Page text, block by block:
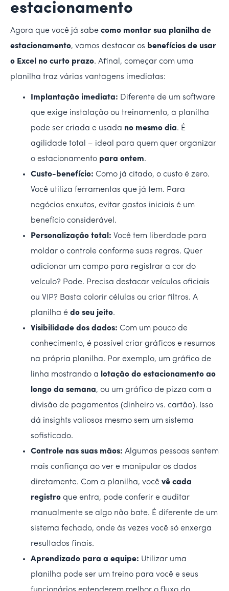
estacionamento
Agora que você já sabe como montar sua planilha de
estacionamento, vamos destacar os benefícios de usar
o Excel no curto prazo. Afinal, começar com uma
planilha traz várias vantagens imediatas:
Implantação imediata: Diferente de um software
que exige instalação ou treinamento, a planilha
pode ser criada e usada no mesmo dia. É
agilidade total – ideal para quem quer organizar
o estacionamento para ontem.
Custo-benefício: Como já citado, o custo é zero.
Você utiliza ferramentas que já tem. Para
negócios enxutos, evitar gastos iniciais é um
benefício considerável.
Personalização total: Você tem liberdade para
moldar o controle conforme suas regras. Quer
adicionar um campo para registrar a cor do
veículo? Pode. Precisa destacar veículos oficiais
ou VIP? Basta colorir células ou criar filtros. A
planilha é do seu jeito.
Visibilidade dos dados: Com um pouco de
conhecimento, é possível criar gráficos e resumos
na própria planilha. Por exemplo, um gráfico de
linha mostrando a lotação do estacionamento ao
longo da semana, ou um gráfico de pizza com a
divisão de pagamentos (dinheiro vs. cartão). Isso
dá insights valiosos mesmo sem um sistema
sofisticado.
Controle nas suas mãos: Algumas pessoas sentem
mais confiança ao ver e manipular os dados
diretamente. Com a planilha, você vê cada
registro que entra, pode conferir e auditar
manualmente se algo não bate. É diferente de um
sistema fechado, onde às vezes você só enxerga
resultados finais.
Aprendizado para a equipe: Utilizar uma
planilha pode ser um treino para você e seus